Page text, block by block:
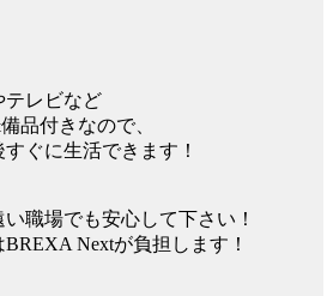
テレビなど
品付きなので、
ぐに生活できます！
い職場でも安心して下さい！
Nextが負担します！